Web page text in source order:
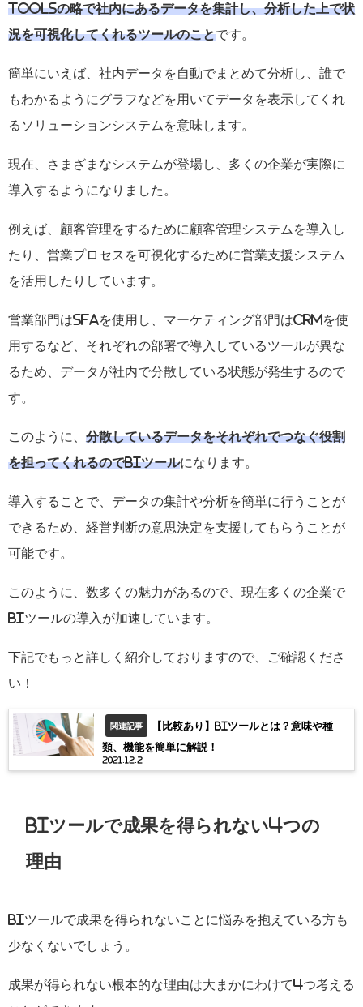
toolsの略で社内にあるデータを集計し、分析した上で状
況を可視化してくれるツールのことです。
簡単にいえば、社内データを自動でまとめて分析し、誰で
もわかるようにグラフなどを用いてデータを表示してくれ
るソリューションシステムを意味します。
現在、さまざまなシステムが登場し、多くの企業が実際に
導入するようになりました。
例えば、顧客管理をするために顧客管理システムを導入し
たり、営業プロセスを可視化するために営業支援システム
を活用したりしています。
営業部門はSFAを使用し、マーケティング部門はCRM を使
用するなど、それぞれの部署で導入しているツールが異な
るため、データが社内で分散している状態が発生するので
す。
このように、 分散しているデータをそれぞれでつなぐ役割
を担ってくれるのでBIツールになります。
導入することで、データの集計や分析を簡単に行うことが
できるため、経営判断の意思決定を支援してもらうことが
可能です。
このように、数多くの魅力があるので、現在多くの企業で
BIツールの導入が加速しています。
下記でもっと詳しく紹介しておりますので、ご確認くださ
い！
関連記事 【比較あり】BIツールとは？意味や種
類、機能を簡単に解説！
2021.12.2
BIツールで成果を得られない4つの
理由
BIツールで成果を得られないことに悩みを抱えている方も
少なくないでしょう。
成果が得られない根本的な理由は大まかにわけて4つ考える